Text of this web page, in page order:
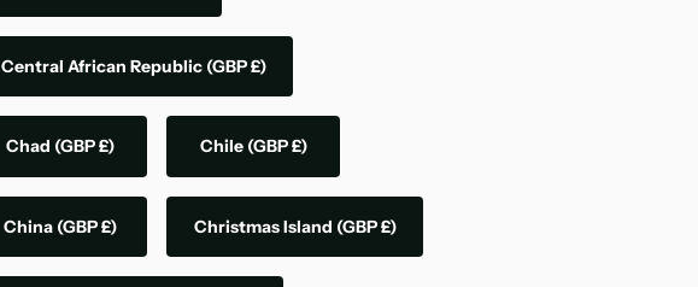
Central African Republic (GBP £)
Chad (GBP £) Chile (GBP £)
China (GBP £) Christmas Island (GBP £)